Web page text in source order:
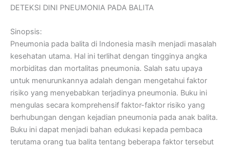
DETEKSI DINI PNEUMONIA PADA BALITA
Sinopsis:
Pneumonia pada balita di Indonesia masih menjadi masalah
kesehatan utama. Hal ini terlihat dengan tingginya angka
morbiditas dan mortalitas pneumonia. Salah satu upaya
untuk menurunkannya adalah dengan mengetahui faktor
risiko yang menyebabkan terjadinya pneumonia. Buku ini
mengulas secara komprehensif faktor-faktor risiko yang
berhubungan dengan kejadian pneumonia pada anak balita.
Buku ini dapat menjadi bahan edukasi kepada pembaca
terutama orang tua balita tentang beberapa faktor tersebut